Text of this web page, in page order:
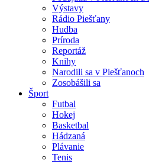
Výstavy
Rádio Piešťany
Hudba
Príroda
Reportáž
Knihy
Narodili sa v Piešťanoch
Zosobášili sa
Šport
Futbal
Hokej
Basketbal
Hádzaná
Plávanie
Tenis